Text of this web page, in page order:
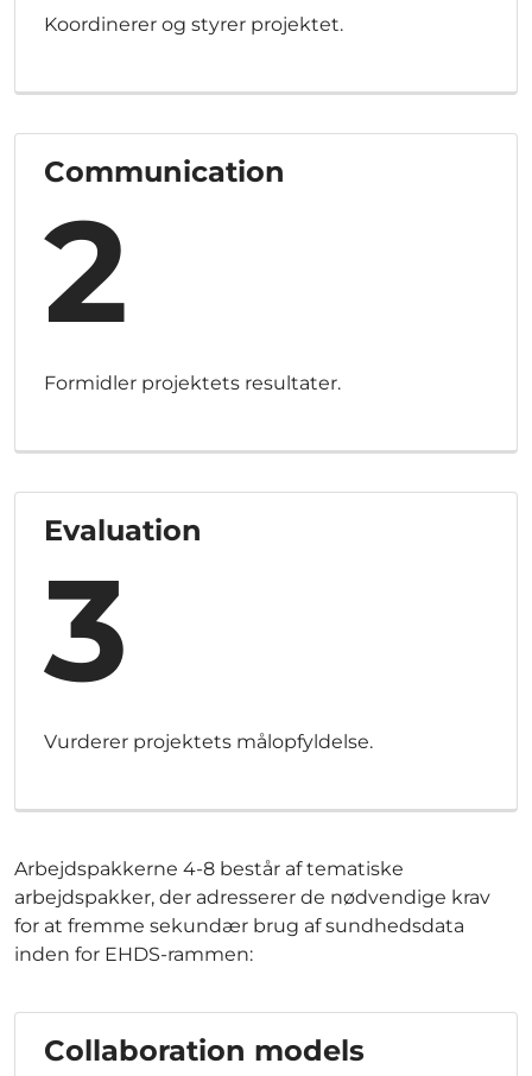
Koordinerer og styrer projektet.
Communication
2
Formidler projektets resultater.
Evaluation
3
Vurderer projektets målopfyldelse.
Arbejdspakkerne 4-8 består af tematiske
arbejdspakker, der adresserer de nødvendige krav
for at fremme sekundær brug af sundhedsdata
inden for EHDS-rammen:
Collaboration models